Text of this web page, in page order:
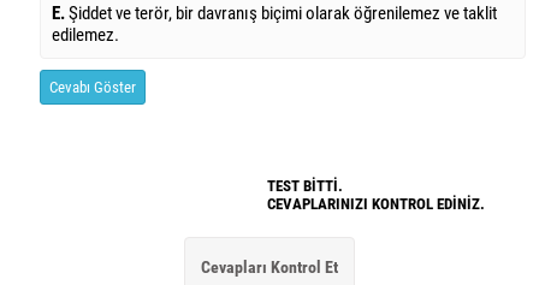
E.Şiddet ve terör, bir davranış biçimi olarak öğrenilemez ve taklit
edilemez.
Cevabı Göster
TEST BİTTİ.
CEVAPLARINIZI KONTROL EDİNİZ.